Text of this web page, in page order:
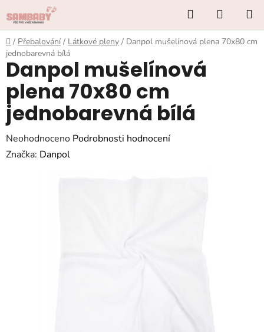
na
obsah
Hledat
KOŠÍK
Domů
/ Přebalování / Látkové pleny / Danpol mušelínová plena 70x80 cm
jednobarevná bílá
Danpol mušelínová
plena 70x80 cm
jednobarevná bílá
Průměrné
hodnocení
Neohodnoceno Podrobnosti hodnocení
Značka: Danpol